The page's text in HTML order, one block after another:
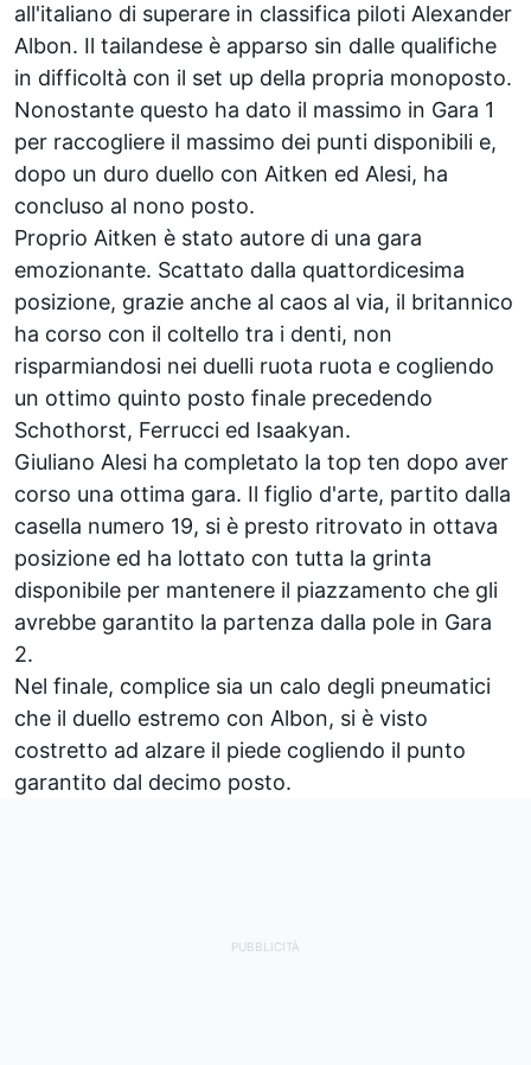
all'italiano di superare in classifica piloti Alexander
Albon. Il tailandese è apparso sin dalle qualifiche
in difficoltà con il set up della propria monoposto.
Nonostante questo ha dato il massimo in Gara 1
per raccogliere il massimo dei punti disponibili e,
dopo un duro duello con Aitken ed Alesi, ha
concluso al nono posto.
Proprio Aitken è stato autore di una gara
emozionante. Scattato dalla quattordicesima
posizione, grazie anche al caos al via, il britannico
ha corso con il coltello tra i denti, non
risparmiandosi nei duelli ruota ruota e cogliendo
un ottimo quinto posto finale precedendo
Schothorst, Ferrucci ed Isaakyan.
Giuliano Alesi ha completato la top ten dopo aver
corso una ottima gara. Il figlio d'arte, partito dalla
casella numero 19, si è presto ritrovato in ottava
posizione ed ha lottato con tutta la grinta
disponibile per mantenere il piazzamento che gli
avrebbe garantito la partenza dalla pole in Gara
2.
Nel finale, complice sia un calo degli pneumatici
che il duello estremo con Albon, si è visto
costretto ad alzare il piede cogliendo il punto
garantito dal decimo posto.